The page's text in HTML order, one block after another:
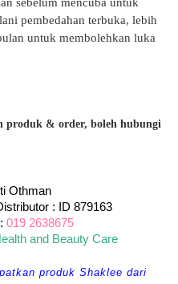
pembedahan terbuka, lebih
untuk membolehkan luka
& order, boleh hubungi
Othman
: ID 879163
019 2638675
and Beauty Care
produk Shaklee dari